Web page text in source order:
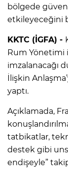
bölgede
etkileyeceğini
KKTC (İGFA) -
Rum Yönetimi
imzalanacağı
İlişkin
yaptı.
Açıklamada,
tatbikatlar,
destek gibi
endişeyle”